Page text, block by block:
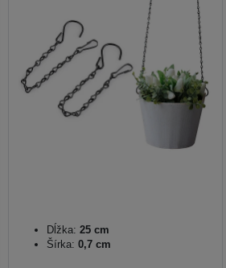
Dĺžka: 25 cm
Šírka: 0,7 cm